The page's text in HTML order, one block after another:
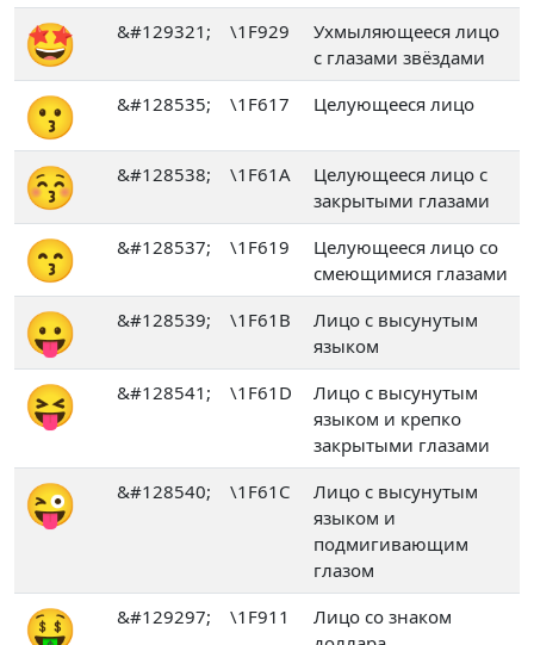
🤩 &#129321; \1F929
Ухмыляющееся лицо
с глазами звёздами
😗 &#128535; \1F617 Целующееся лицо
😚 &#128538; \1F61A
Целующееся лицо с
закрытыми глазами
😙 &#128537; \1F619
Целующееся лицо со
смеющимися глазами
😛 &#128539; \1F61B
Лицо с высунутым
языком
😝 &#128541; \1F61D
Лицо с высунутым
языком и крепко
закрытыми глазами
😜 &#128540; \1F61C
Лицо с высунутым
языком и
подмигивающим
глазом
🤑 &#129297; \1F911
Лицо со знаком